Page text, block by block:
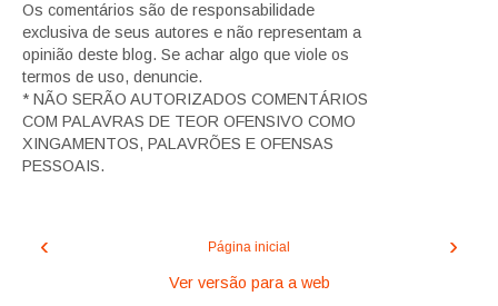
Os comentários são de responsabilidade
exclusiva de seus autores e não representam a
opinião deste blog. Se achar algo que viole os
termos de uso, denuncie.
* NÃO SERÃO AUTORIZADOS COMENTÁRIOS
COM PALAVRAS DE TEOR OFENSIVO COMO
XINGAMENTOS, PALAVRÕES E OFENSAS
PESSOAIS.
‹ ›
Página inicial
Ver versão para a web